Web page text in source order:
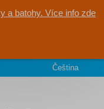
a batohy. Více info zde
Čeština